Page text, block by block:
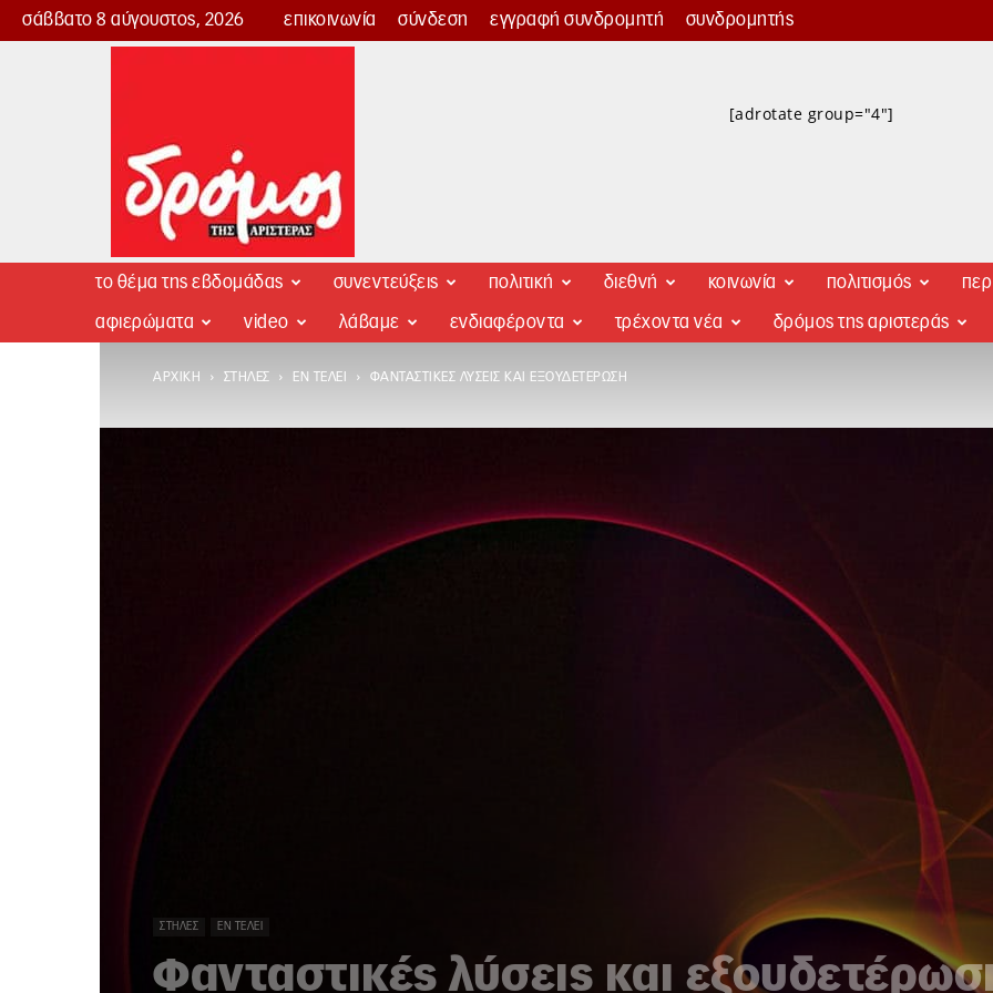
σάββατο 8 αύγουστος, 2026 επικοινωνία σύνδεση εγγραφή συνδρομητή συνδρομητής
Δρόμος
[adrotate group="4"]
το θέμα της εβδομάδας συνεντεύξεις πολιτική διεθνή κοινωνία πολιτισμός
αφιερώματα video λάβαμε ενδιαφέροντα τρέχοντα νέα δρόμος της αριστεράς
ΑΡΧΙΚΉ ΣΤΉΛΕΣ ΕΝ ΤΈΛΕΙ ΦΑΝΤΑΣΤΙΚΈΣ ΛΎΣΕΙΣ ΚΑΙ ΕΞΟΥΔΕΤΈΡΩΣΗ
ΣΤΉΛΕΣ ΕΝ ΤΈΛΕΙ
Φανταστικές λύσεις και